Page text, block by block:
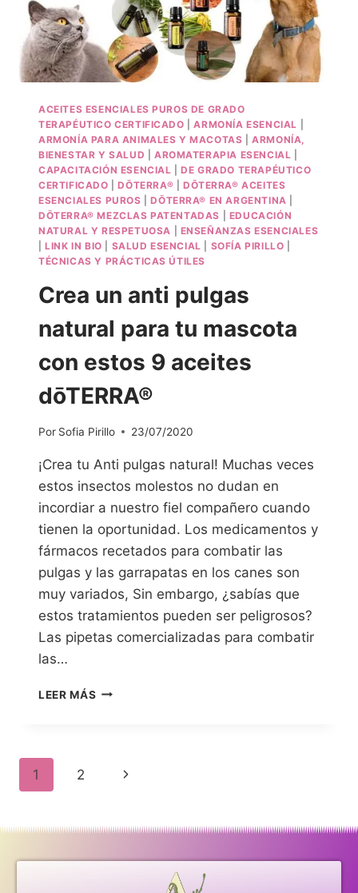
ACEITES ESENCIALES PUROS DE GRADO
TERAPÉUTICO CERTIFICADO |ARMONÍA ESENCIAL
ARMONÍA PARA ANIMALES Y MACOTAS |ARMONÍA,
BIENESTAR Y SALUD
AROMATERAPIA ESENCIAL
CAPACITACIÓN ESENCIAL |DE GRADO TERAPÉUTICO
CERTIFICADO |DŌTERRA®
DŌTERRA® ACEITES
ESENCIALES PUROS |DŌTERRA® EN ARGENTINA
DŌTERRA® MEZCLAS PATENTADAS
EDUCACIÓN
NATURAL Y RESPETUOSA
ENSEÑANZAS ESENCIALES
|LINK IN BIO SALUD ESENCIAL SOFÍA PIRILLO
TÉCNICAS Y PRÁCTICAS ÚTILES
Crea un anti pulgas
natural para tu mascota
con estos 9 aceites
dōTERRA®
Por Sofia Pirillo 23/07/2020
¡Crea tu Anti pulgas natural! Muchas veces
estos insectos molestos no dudan en
incordiar a nuestro fiel compañero cuando
tienen la oportunidad. Los medicamentos y
fármacos recetados para combatir las
pulgas y las garrapatas en los canes son
muy variados, Sin embargo, ¿sabías que
estos tratamientos pueden ser peligrosos?
Las pipetas comercializadas para combatir
las…
LEER MÁS
1 2